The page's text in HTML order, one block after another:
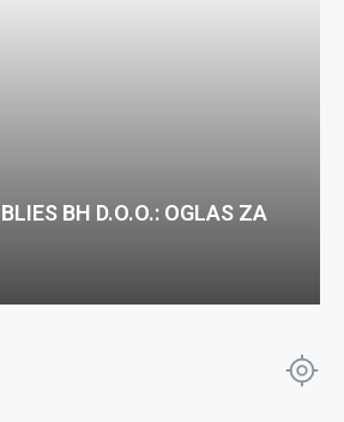
BH D.O.O.: OGLAS ZA